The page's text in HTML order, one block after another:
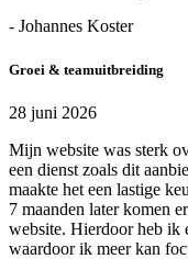
- Johannes Koster
Groei & teamuitbreiding
28 juni 2026
Mijn website was sterk
een dienst zoals dit
maakte het een lastige
7 maanden later komen
website. Hierdoor heb ik
waardoor ik meer kan